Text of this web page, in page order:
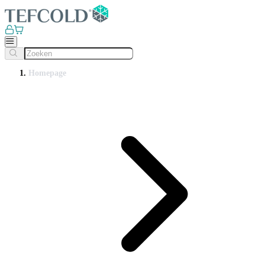
Homepage